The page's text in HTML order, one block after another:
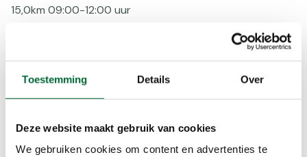
Toestemming Details Over
Deze website maakt gebruik van cookies
We gebruiken cookies om content en advertenties te
15,0km 09:00-12:00 uur
Voorzieningen
Bepijld
Routebeschr
Verhard